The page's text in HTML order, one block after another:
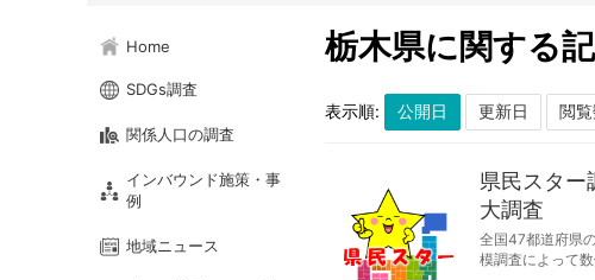
Home
SDGs調査
関係人口の調査
インバウンド施策・事
例
地域ニュース
栃木県に関する
表示順:
県民スタ
大調査
全国47都道府県
模調査によって